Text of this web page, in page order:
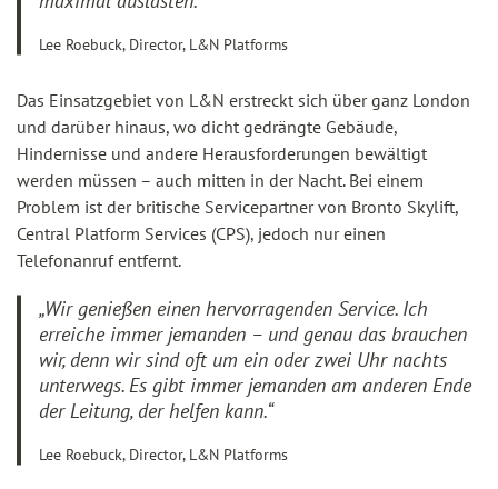
Lee Roebuck, Director, L&N Platforms
Das Einsatzgebiet von L&N erstreckt sich über ganz London
und darüber hinaus, wo dicht gedrängte Gebäude,
Hindernisse und andere Herausforderungen bewältigt
werden müssen – auch mitten in der Nacht. Bei einem
Problem ist der britische Servicepartner von Bronto Skylift,
Central Platform Services (CPS), jedoch nur einen
Telefonanruf entfernt.
„Wir genießen einen hervorragenden Service. Ich
erreiche immer jemanden – und genau das brauchen
wir, denn wir sind oft um ein oder zwei Uhr nachts
unterwegs. Es gibt immer jemanden am anderen Ende
der Leitung, der helfen kann.“
Lee Roebuck, Director, L&N Platforms